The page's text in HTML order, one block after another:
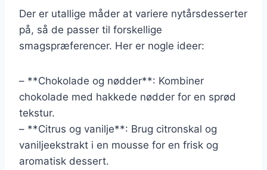
Der er utallige måder at variere nytårsdesserter
på, så de passer til forskellige
smagspræferencer. Her er nogle ideer:
– **Chokolade og nødder**: Kombiner
chokolade med hakkede nødder for en sprød
tekstur.
– **Citrus og vanilje**: Brug citronskal og
vaniljeekstrakt i en mousse for en frisk og
aromatisk dessert.